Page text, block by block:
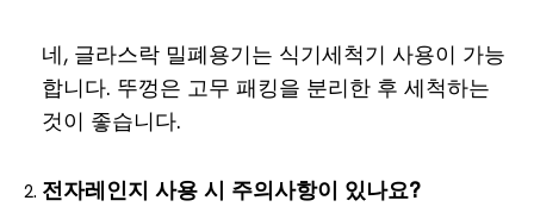
네, 글라스락 밀폐용기는 식기세척기 사용이 가능
합니다. 뚜껑은 고무 패킹을 분리한 후 세척하는
것이 좋습니다.
전자레인지 사용 시 주의사항이 있나요?